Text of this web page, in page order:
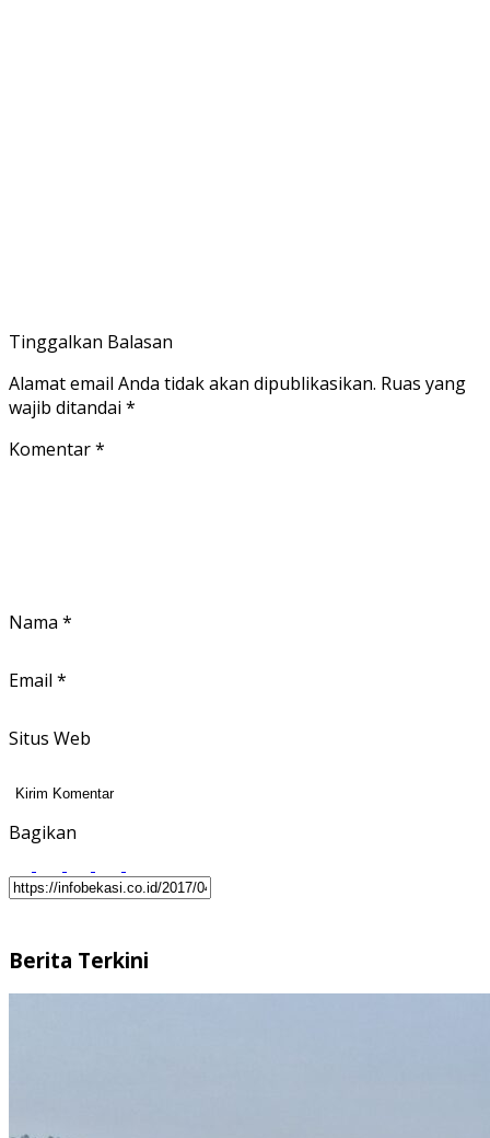
Tinggalkan Balasan
Alamat email Anda tidak akan dipublikasikan. Ruas yang
wajib ditandai *
Komentar*
Nama *
Email *
Situs Web
Bagikan
Berita Terkini